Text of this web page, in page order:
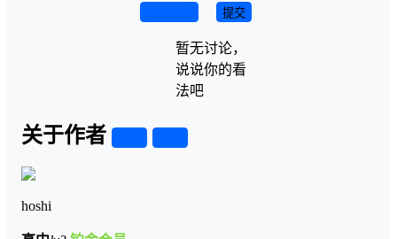
提交
暂无讨论，
说说你的看
法吧
关于作者
hoshi